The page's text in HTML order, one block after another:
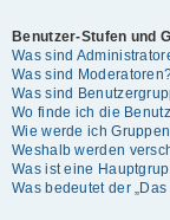
Benutzer-Stufen und
Was sind
Was sind
Was sind
Wo finde ich die
Wie werde ich
Weshalb werden
Was ist eine
Was bedeutet der